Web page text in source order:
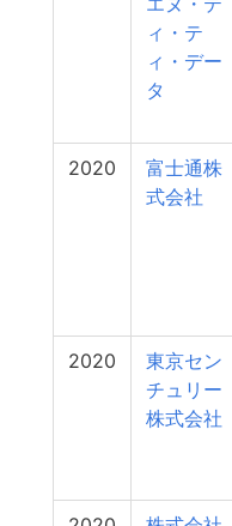
ィ・テ
ィ・デー
タ
2020
富士通株
式会社
2020
東京セン
チュリー
株式会社